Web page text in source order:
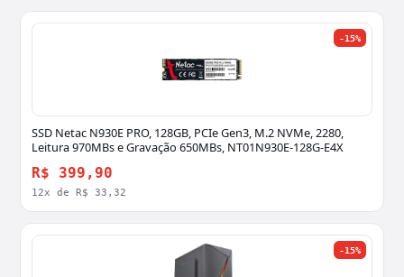
-15%
SSD Netac N930E PRO, 128GB, PCIe Gen3, M.2 NVMe, 2280,
Leitura 970MBs e Gravação 650MBs, NT01N930E-128G-E4X
R$ 399,90
12x de R$ 33,32
-15%